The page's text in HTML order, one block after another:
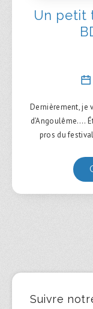
Un petit
Dernièrement, je
d’Angoulême….
pros du
Suivre